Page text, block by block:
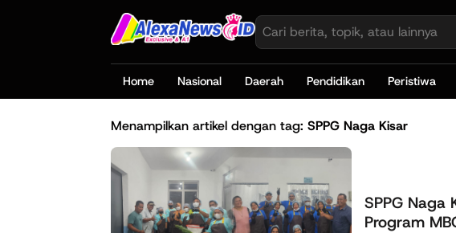
Home Nasional Daerah Pendidikan Peristiwa
Menampilkan artikel dengan tag: SPPG Naga Kisar
SPPG Naga
Program